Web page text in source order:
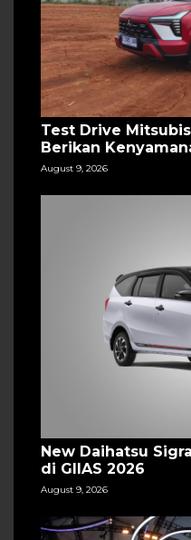
Test Drive
Berikan
August 9, 2026
New Daihatsu
di GIIAS 2026
August 9, 2026